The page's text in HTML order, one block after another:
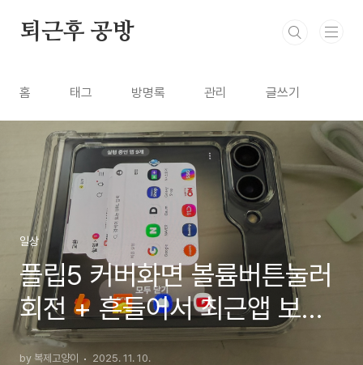
퇴근후 공방
홈 태그 방명록 관리 글쓰기
일상
플립5 커버화면 볼륨버튼눌러
회전 + 흔들어서 최근앱 보기
기능 추가하기
by 복제고양이 2025. 11. 10.